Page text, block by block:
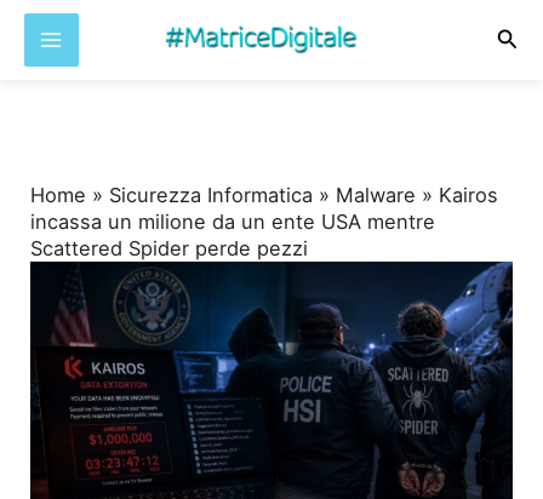
Home » Sicurezza Informatica » Malware » Kairos
incassa un milione da un ente USA mentre
Scattered Spider perde pezzi